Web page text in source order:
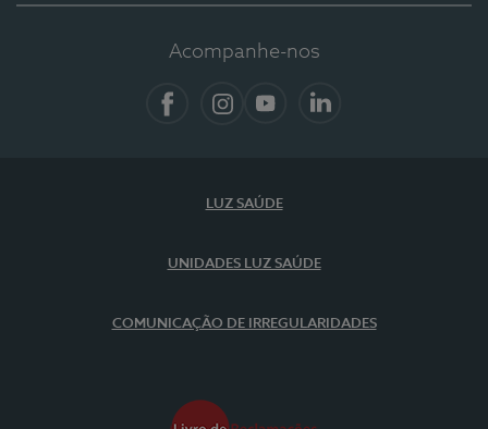
Acompanhe-nos
LUZ SAÚDE
UNIDADES LUZ SAÚDE
COMUNICAÇÃO DE IRREGULARIDADES